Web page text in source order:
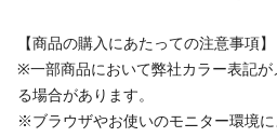
【商品の購入にあたっての注意事項】
※一部商品において弊社カラー表記
る場合があります。
※ブラウザやお使いのモニター環境